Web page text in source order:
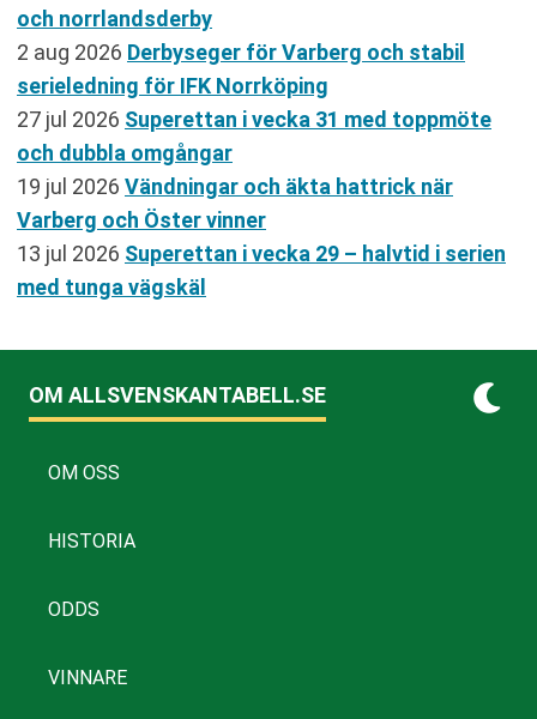
och norrlandsderby
2 aug 2026 Derbyseger för Varberg och stabil
serieledning för IFK Norrköping
27 jul 2026 Superettan i vecka 31 med toppmöte
och dubbla omgångar
19 jul 2026 Vändningar och äkta hattrick när
Varberg och Öster vinner
13 jul 2026 Superettan i vecka 29 – halvtid i serien
med tunga vägskäl
OM ALLSVENSKANTABELL.SE
OM OSS
HISTORIA
ODDS
VINNARE